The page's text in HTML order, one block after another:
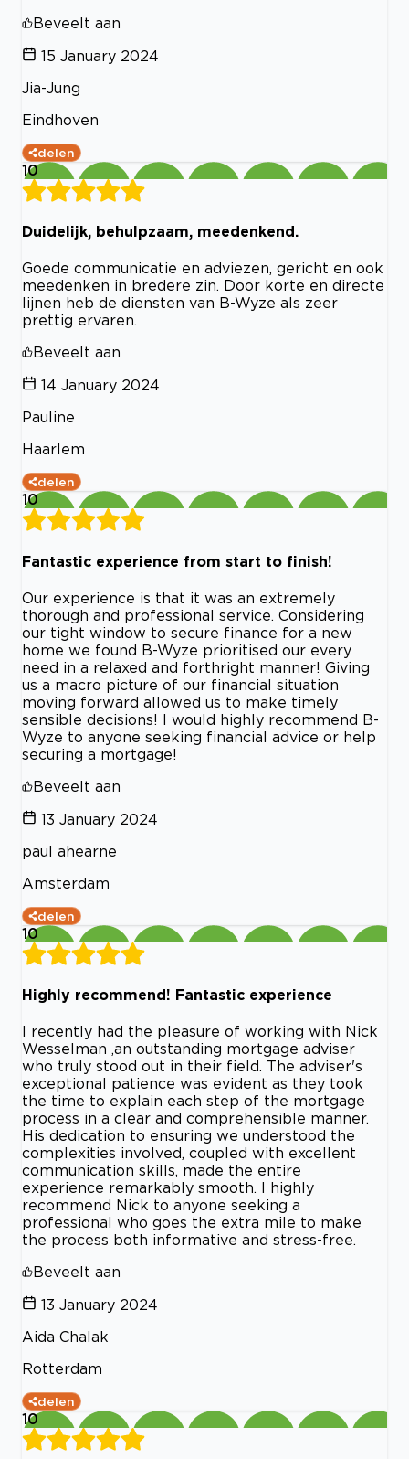
Beveelt aan
15 January 2024
Jia-Jung
Eindhoven
delen
10
Duidelijk, behulpzaam, meedenkend.
Goede communicatie en adviezen, gericht en ook
meedenken in bredere zin. Door korte en directe
lijnen heb de diensten van B-Wyze als zeer
prettig ervaren.
Beveelt aan
14 January 2024
Pauline
Haarlem
delen
10
Fantastic experience from start to finish!
Our experience is that it was an extremely
thorough and professional service. Considering
our tight window to secure finance for a new
home we found B-Wyze prioritised our every
need in a relaxed and forthright manner! Giving
us a macro picture of our financial situation
moving forward allowed us to make timely
sensible decisions! I would highly recommend B-
Wyze to anyone seeking financial advice or help
securing a mortgage!
Beveelt aan
13 January 2024
paul ahearne
Amsterdam
delen
10
Highly recommend! Fantastic experience
I recently had the pleasure of working with Nick
Wesselman ,an outstanding mortgage adviser
who truly stood out in their field. The adviser's
exceptional patience was evident as they took
the time to explain each step of the mortgage
process in a clear and comprehensible manner.
His dedication to ensuring we understood the
complexities involved, coupled with excellent
communication skills, made the entire
experience remarkably smooth. I highly
recommend Nick to anyone seeking a
professional who goes the extra mile to make
the process both informative and stress-free.
Beveelt aan
13 January 2024
Aida Chalak
Rotterdam
delen
10